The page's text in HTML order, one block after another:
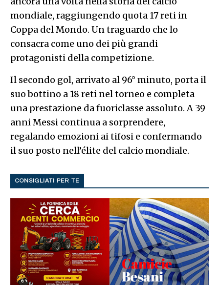
mondiale, raggiungendo quota 17 reti in
Coppa del Mondo. Un traguardo che lo
consacra come uno dei più grandi
protagonisti della competizione.
Il secondo gol, arrivato al 96° minuto, porta il
suo bottino a 18 reti nel torneo e completa
una prestazione da fuoriclasse assoluto. A 39
anni Messi continua a sorprendere,
regalando emozioni ai tifosi e confermando
il suo posto nell’élite del calcio mondiale.
CONSIGLIATI PER TE